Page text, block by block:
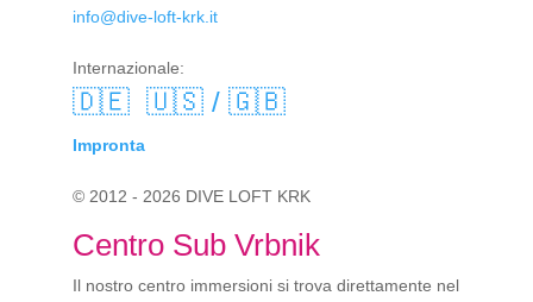
info@dive-loft-krk.it
Internazionale:
🇩🇪 🇺🇸 / 🇬🇧
Impronta
© 2012 - 2026 DIVE LOFT KRK
Centro Sub Vrbnik
Il nostro centro immersioni si trova direttamente nel